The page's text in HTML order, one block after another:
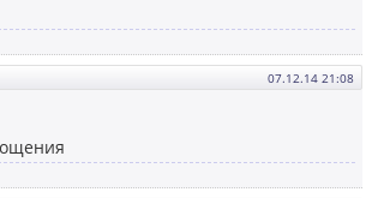
07.12.14 21:08